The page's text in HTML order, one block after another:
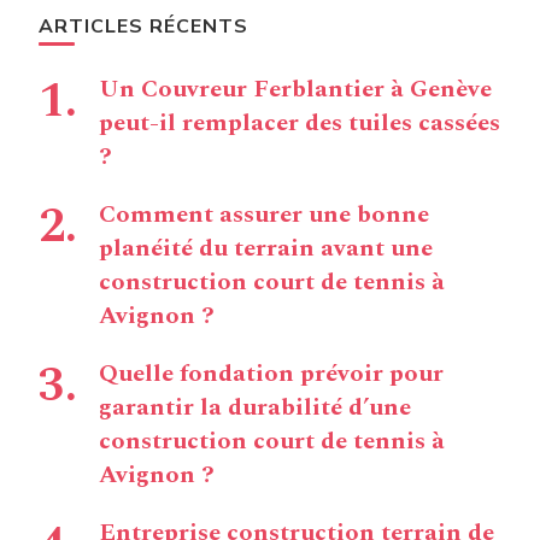
ARTICLES RÉCENTS
Un Couvreur Ferblantier à Genève
peut-il remplacer des tuiles cassées
?
Comment assurer une bonne
planéité du terrain avant une
construction court de tennis à
Avignon ?
Quelle fondation prévoir pour
garantir la durabilité d’une
construction court de tennis à
Avignon ?
Entreprise construction terrain de